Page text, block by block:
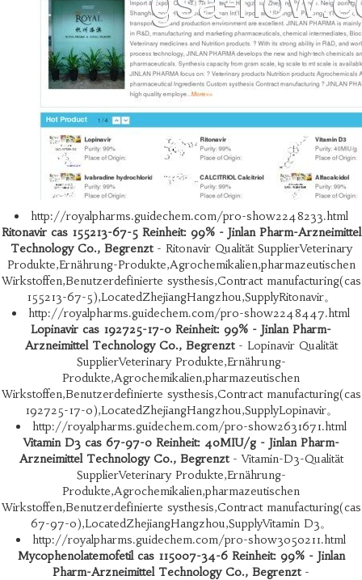
http://royalpharms.guidechem.com/pro-show2248233.html
Ritonavir cas 155213-67-5 Reinheit: 99% - Jinlan Pharm-Arzneimittel
Technology Co., Begrenzt- Ritonavir Qualität SupplierVeterinary
Produkte,Ernährung-Produkte,Agrochemikalien,pharmazeutischen
Wirkstoffen,Benutzerdefinierte systhesis,Contract manufacturing(cas
155213-67-5),LocatedZhejiangHangzhou,SupplyRitonavir。
http://royalpharms.guidechem.com/pro-show2248447.html
Lopinavir cas 192725-17-0 Reinheit: 99% - Jinlan Pharm-
Arzneimittel Technology Co., Begrenzt- Lopinavir Qualität
SupplierVeterinary Produkte,Ernährung-
Produkte,Agrochemikalien,pharmazeutischen
Wirkstoffen,Benutzerdefinierte systhesis,Contract manufacturing(cas
192725-17-0),LocatedZhejiangHangzhou,SupplyLopinavir。
http://royalpharms.guidechem.com/pro-show2631671.html
Vitamin D3 cas 67-97-0 Reinheit: 40MIU/g - Jinlan Pharm-
Arzneimittel Technology Co., Begrenzt- Vitamin-D3-Qualität
SupplierVeterinary Produkte,Ernährung-
Produkte,Agrochemikalien,pharmazeutischen
Wirkstoffen,Benutzerdefinierte systhesis,Contract manufacturing(cas
67-97-0),LocatedZhejiangHangzhou,SupplyVitamin D3。
http://royalpharms.guidechem.com/pro-show3050211.html
Mycophenolatemofetil cas 115007-34-6 Reinheit: 99% - Jinlan
Pharm-Arzneimittel Technology Co., Begrenzt-